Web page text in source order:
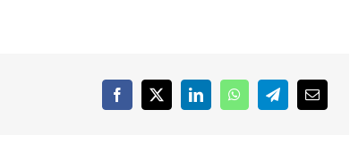
Facebook
X LinkedInWhatsAppTelegramEmail